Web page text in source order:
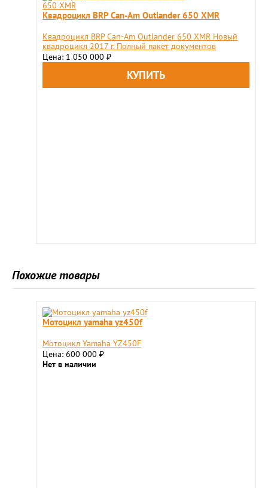
Квадроцикл BRP Can-Am Outlander 650 XMR
Квадроцикл BRP Can-Am Outlander 650 XMR Новый
квадроцикл 2017 г. Полный пакет документов
Цена: 1 050 000 ₽
Похожие товары
Мотоцикл yamaha yz450f
Мотоцикл Yamaha YZ450F
Цена: 600 000 ₽
Нет в наличии